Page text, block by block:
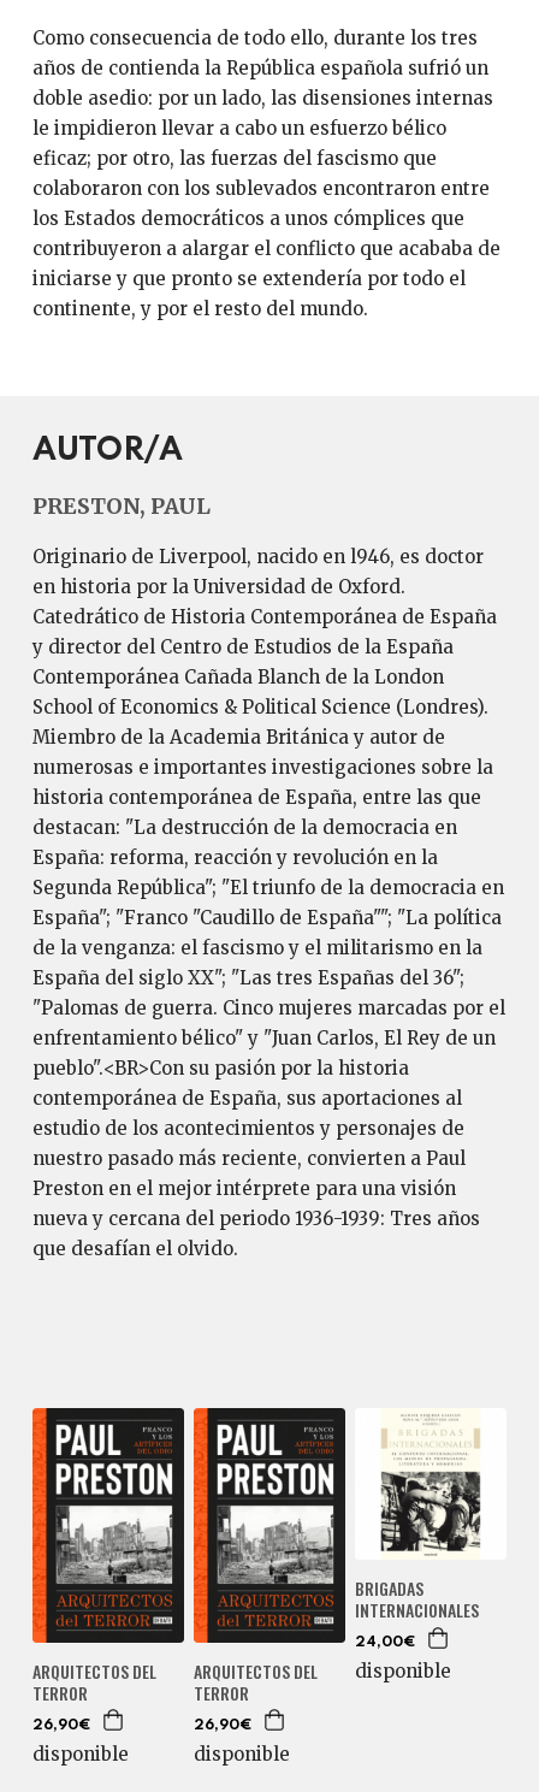
Como consecuencia de todo ello, durante los tres
años de contienda la República española sufrió un
doble asedio: por un lado, las disensiones internas
le impidieron llevar a cabo un esfuerzo bélico
eficaz; por otro, las fuerzas del fascismo que
colaboraron con los sublevados encontraron entre
los Estados democráticos a unos cómplices que
contribuyeron a alargar el conflicto que acababa de
iniciarse y que pronto se extendería por todo el
continente, y por el resto del mundo.
AUTOR/A
PRESTON, PAUL
Originario de Liverpool, nacido en l946, es doctor
en historia por la Universidad de Oxford.
Catedrático de Historia Contemporánea de España
y director del Centro de Estudios de la España
Contemporánea Cañada Blanch de la London
School of Economics & Political Science (Londres).
Miembro de la Academia Británica y autor de
numerosas e importantes investigaciones sobre la
historia contemporánea de España, entre las que
destacan: "La destrucción de la democracia en
España: reforma, reacción y revolución en la
Segunda República"; "El triunfo de la democracia en
España"; "Franco "Caudillo de España""; "La política
de la venganza: el fascismo y el militarismo en la
España del siglo XX"; "Las tres Españas del 36";
"Palomas de guerra. Cinco mujeres marcadas por el
enfrentamiento bélico" y "Juan Carlos, El Rey de un
pueblo".<BR>Con su pasión por la historia
contemporánea de España, sus aportaciones al
estudio de los acontecimientos y personajes de
nuestro pasado más reciente, convierten a Paul
Preston en el mejor intérprete para una visión
nueva y cercana del periodo 1936-1939: Tres años
que desafían el olvido.
ARQUITECTOS DEL
TERROR
26,90€
disponible
ARQUITECTOS DEL
TERROR
26,90€
disponible
BRIGADAS
INTERNACIONALES
24,00€
disponible